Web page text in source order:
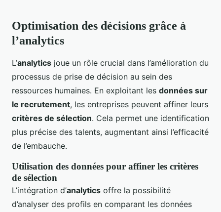
Optimisation des décisions grâce à
l’analytics
L’analytics joue un rôle crucial dans l’amélioration du
processus de prise de décision au sein des
ressources humaines. En exploitant les données sur
le recrutement, les entreprises peuvent affiner leurs
critères de sélection. Cela permet une identification
plus précise des talents, augmentant ainsi l’efficacité
de l’embauche.
Utilisation des données pour affiner les critères
de sélection
L’intégration d’analytics offre la possibilité
d’analyser des profils en comparant les données